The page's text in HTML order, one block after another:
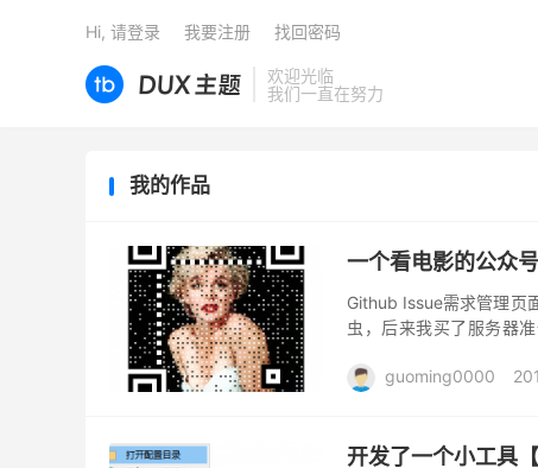
欢迎光临
我们一直在努力
Hi, 请登录 我要注册 找回密码
我的作品
一个看电影的公众
Github Issue需求管理页
虫，后来我买了服务器
guoming0000
开发了一个小工具